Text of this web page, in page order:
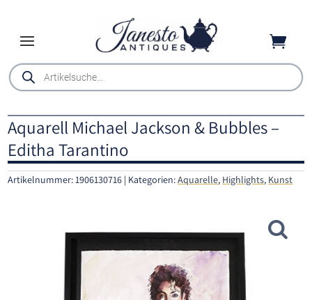

Products
search
Aquarell Michael Jackson & Bubbles –
Editha Tarantino
Artikelnummer:1906130716 Kategorien:Aquarelle, Highlights, Kunst